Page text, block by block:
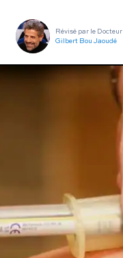
Révisé par le Docteur
Gilbert Bou Jaoudé